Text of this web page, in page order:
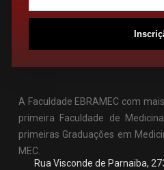
A Faculdade EBRAMEC com
primeira Faculdade de
primeiras Graduações em
MEC.
Rua Visconde de Parnaiba,